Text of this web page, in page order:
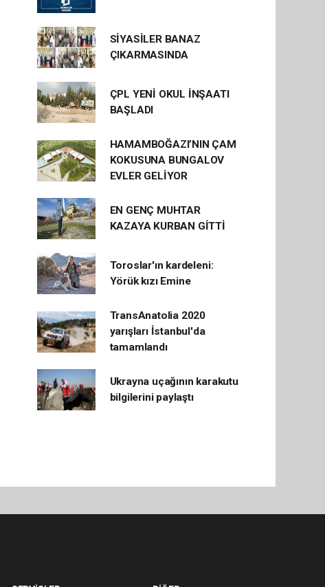
SİYASİLER BANAZ
ÇIKARMASINDA
ÇPL YENİ OKUL İNŞAATI
BAŞLADI
HAMAMBOĞAZI’NIN ÇAM
KOKUSUNA BUNGALOV
EVLER GELİYOR
EN GENÇ MUHTAR
KAZAYA KURBAN GİTTİ
Toroslar'ın kardeleni:
Yörük kızı Emine
TransAnatolia 2020
yarışları İstanbul'da
tamamlandı
Ukrayna uçağının karakutu
bilgilerini paylaştı